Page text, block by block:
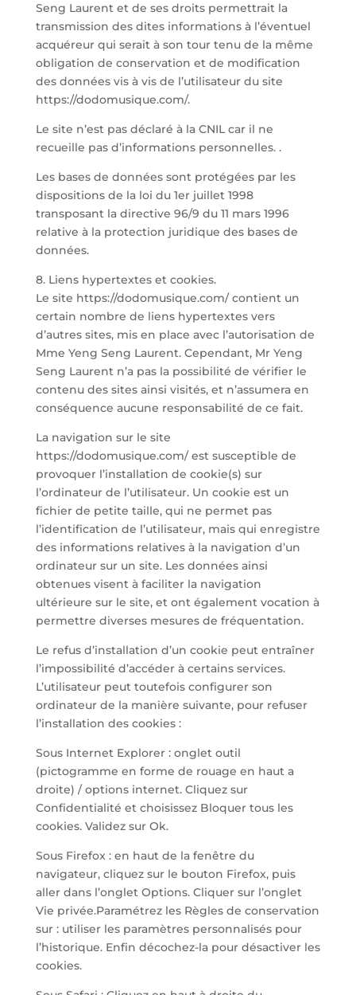
Seng Laurent et de ses droits permettrait la
transmission des dites informations à l’éventuel
acquéreur qui serait à son tour tenu de la même
obligation de conservation et de modification
des données vis à vis de l’utilisateur du site
https://dodomusique.com/.
Le site n’est pas déclaré à la CNIL car il ne
recueille pas d’informations personnelles. .
Les bases de données sont protégées par les
dispositions de la loi du 1er juillet 1998
transposant la directive 96/9 du 11 mars 1996
relative à la protection juridique des bases de
données.
8. Liens hypertextes et cookies.
Le site https://dodomusique.com/ contient un
certain nombre de liens hypertextes vers
d’autres sites, mis en place avec l’autorisation de
Mme Yeng Seng Laurent. Cependant, Mr Yeng
Seng Laurent n’a pas la possibilité de vérifier le
contenu des sites ainsi visités, et n’assumera en
conséquence aucune responsabilité de ce fait.
La navigation sur le site
https://dodomusique.com/ est susceptible de
provoquer l’installation de cookie(s) sur
l’ordinateur de l’utilisateur. Un cookie est un
fichier de petite taille, qui ne permet pas
l’identification de l’utilisateur, mais qui enregistre
des informations relatives à la navigation d’un
ordinateur sur un site. Les données ainsi
obtenues visent à faciliter la navigation
ultérieure sur le site, et ont également vocation à
permettre diverses mesures de fréquentation.
Le refus d’installation d’un cookie peut entraîner
l’impossibilité d’accéder à certains services.
L’utilisateur peut toutefois configurer son
ordinateur de la manière suivante, pour refuser
l’installation des cookies :
Sous Internet Explorer : onglet outil
(pictogramme en forme de rouage en haut a
droite) / options internet. Cliquez sur
Confidentialité et choisissez Bloquer tous les
cookies. Validez sur Ok.
Sous Firefox : en haut de la fenêtre du
navigateur, cliquez sur le bouton Firefox, puis
aller dans l’onglet Options. Cliquer sur l’onglet
Vie privée.Paramétrez les Règles de conservation
sur : utiliser les paramètres personnalisés pour
l’historique. Enfin décochez-la pour désactiver les
cookies.